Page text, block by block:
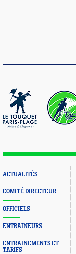
ACTUALITÉS
COMITÉ DIRECTEUR
OFFICIELS
ENTRAINEURS
ENTRAINEMENTS ET
TARIFS